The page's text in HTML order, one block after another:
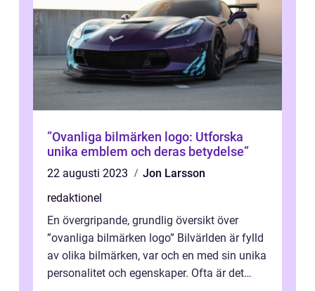
”Ovanliga bilmärken logo: Utforska
unika emblem och deras betydelse”
22 augusti 2023
Jon Larsson
redaktionel
En övergripande, grundlig översikt över
”ovanliga bilmärken logo” Bilvärlden är fylld
av olika bilmärken, var och en med sin unika
personalitet och egenskaper. Ofta är det